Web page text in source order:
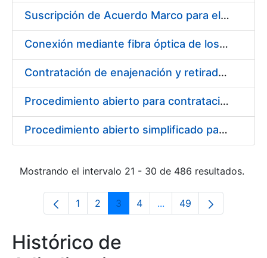
Suscripción de Acuerdo Marco para el Suministro de Repuestos Específicos de Maquinaria
Conexión mediante fibra óptica de los centros de proceso de datos (CPD's) de las sedes de la FNMT-RCM de Burgos y Madrid
Contratación de enajenación y retirada de recortes sobrantes y desperdicios de papel impreso y no impreso durante el año 2022
Procedimiento abierto para contratación de diversas pólizas de aseguramiento para la FNMT-RCM
Procedimiento abierto simplificado para contratación de otras pólizas de aseguramiento para la FNMT-RCM
Mostrando el intervalo 21 - 30 de 486 resultados.
Página
1 Página
2 Página
3 Página
4 ...Páginas intermedias
Página
49
Histórico de